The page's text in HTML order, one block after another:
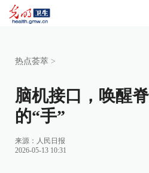
热点荟萃 >
脑机接口，唤醒
的“手”
来源： 人民日报
2026-05-13 10:31